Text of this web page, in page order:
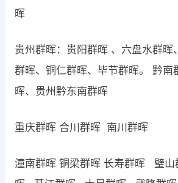
晖
贵州群晖：贵阳群晖 、六盘水群晖
群晖、铜仁群晖、毕节群晖。 黔南
晖、贵州黔东南群晖
重庆群晖 合川群晖 南川群晖
潼南群晖 铜梁群晖 长寿群晖 璧